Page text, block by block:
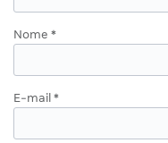
Nome *
E-mail *